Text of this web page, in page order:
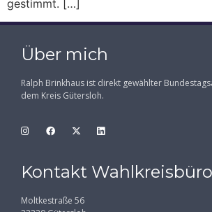
gestimmt. […]
Über mich
Ralph Brinkhaus ist direkt gewählter
dem Kreis Gütersloh.
Kontakt Wahlkreisbüro
Moltkestraße 56